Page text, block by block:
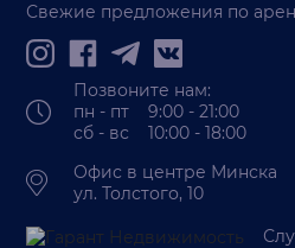
Свежие предложения по
Позвоните нам:
пн - пт 9:00 - 21:00
сб - вс 10:00 - 18:00
Офис в центре Минска
ул. Толстого, 10